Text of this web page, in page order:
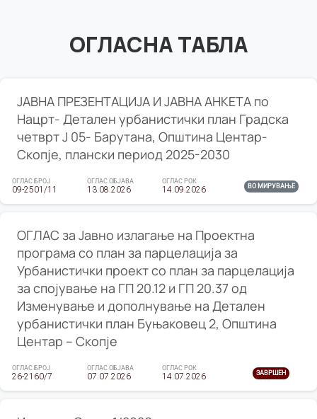
ОГЛАСНА ТАБЛА
ЈАВНА ПРЕЗЕНТАЦИЈА И ЈАВНА АНКЕТА по
Нацрт- Детален урбанистички план Градска
четврт Ј 05- Барутана, Општина Центар-
Скопје, плански период 2025-2030
ОГЛАС БРОЈ
09-2501/11
ОГЛАС ОБЈАВА
13.08.2026
ОГЛАС РОК
14.09.2026 ВО МИРУВАЊЕ
ОГЛАС за Јавно излагање на Проектна
програма со план за парцелација за
Урбанистички проект со план за парцелација
за спојување на ГП 20.12 и ГП 20.37 од
Изменување и дополнување на Детален
урбанистички план Буњаковец 2, Општина
Центар – Скопје
ОГЛАС БРОЈ
26-2160/7
ОГЛАС ОБЈАВА
07.07.2026
ОГЛАС РОК
14.07.2026 ЗАВРШЕН